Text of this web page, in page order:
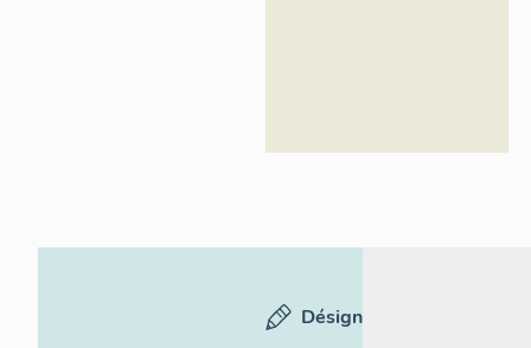
Désignation